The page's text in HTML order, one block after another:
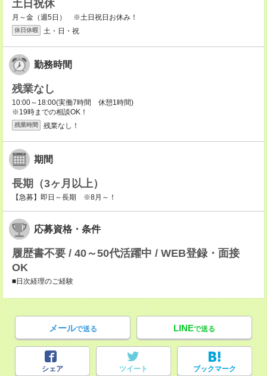
土日祝休
月～金（週5日） ※土日祝日お休み！
休日休暇 土・日・祝
勤務時間
残業なし
10:00～18:00(実働7時間 休憩1時間)
※19時までの相談OK！
残業時間 残業なし！
期間
長期（3ヶ月以上）
【急募】即日～長期 ※8月～！
応募資格・条件
履歴書不要 / 40～50代活躍中 / WEB登録・面接
OK
■日次経理のご経験
メールで送る LINEで送る
シェア ツイート ブックマーク